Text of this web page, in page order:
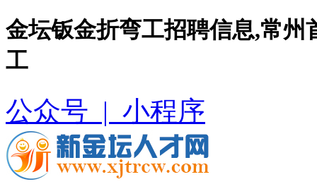
金坛钣金折弯工招聘信息,常
工
公众号 | 小程序